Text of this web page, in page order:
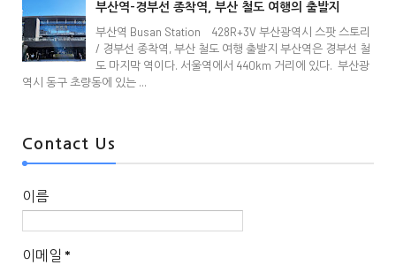
부산역-경부선 종착역, 부산 철도 여행의 출발지
부산역 Busan Station 428R+3V 부산광역시 스팟 스토리
/ 경부선 종착역, 부산 철도 여행 출발지 부산역은 경부선 철
도 마지막 역이다. 서울역에서 440km 거리에 있다. 부산광
역시 동구 초량동에 있는 ...
Contact Us
이름
이메일 *